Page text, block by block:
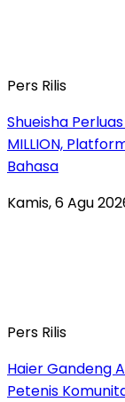
Pers Rilis
Shueisha
MILLION,
Bahasa
Kamis, 6 Agu
Pers Rilis
Haier Gandeng
Petenis